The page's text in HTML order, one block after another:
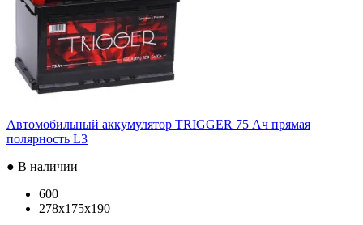
Автомобильный аккумулятор TRIGGER 75 Ач прямая
полярность L3
● В наличии
600
278x175x190